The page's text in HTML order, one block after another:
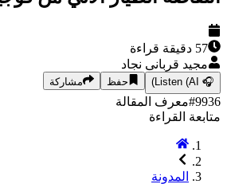
57 دقيقة قراءة
مجید قربانی نجاد
🎧
Listen (AI) حفظ مشاركة
#9936 معرف المقالة
متابعة القراءة
المدونة